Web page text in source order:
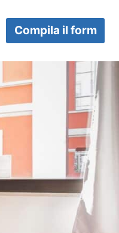
Compila il form